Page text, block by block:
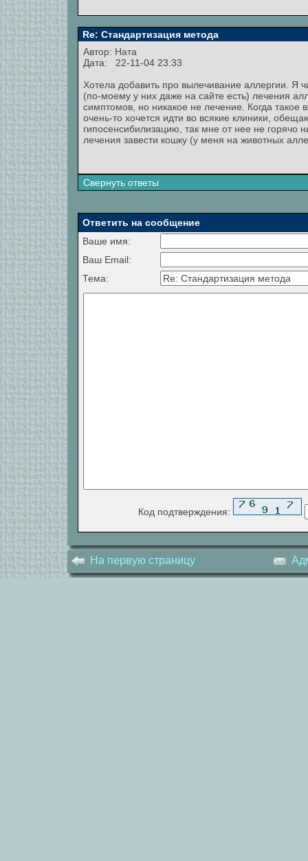
Re: Стандартизация метода
Автор: Ната
Дата: 22-11-04 23:33
Хотела добавить про вылечивание аллергии. Я
(по-моему у них даже на сайте есть) лечения
симптомов, но никакое не лечение. Когда такое
очень-то хочется идти во всякие клиники,
гипосенсибилизацию, так мне от нее не горячо
лечения завести кошку (у меня на животных
Свернуть ответы
Ответить на сообщение
Ваше имя:
Ваш Email:
Тема:
Код подтверждения:
На первую страницу